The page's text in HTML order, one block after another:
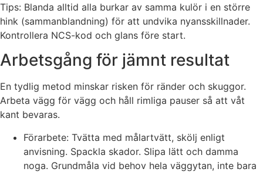
Tips: Blanda alltid alla burkar av samma kulör i en större
hink (sammanblandning) för att undvika nyansskillnader.
Kontrollera NCS-kod och glans före start.
Arbetsgång för jämnt resultat
En tydlig metod minskar risken för ränder och skuggor.
Arbeta vägg för vägg och håll rimliga pauser så att våt
kant bevaras.
Förarbete: Tvätta med målartvätt, skölj enligt
anvisning. Spackla skador. Slipa lätt och damma
noga. Grundmåla vid behov hela väggytan, inte bara